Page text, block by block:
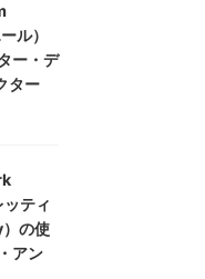
ル）
ー・デ
ター
ティ
の使
アン